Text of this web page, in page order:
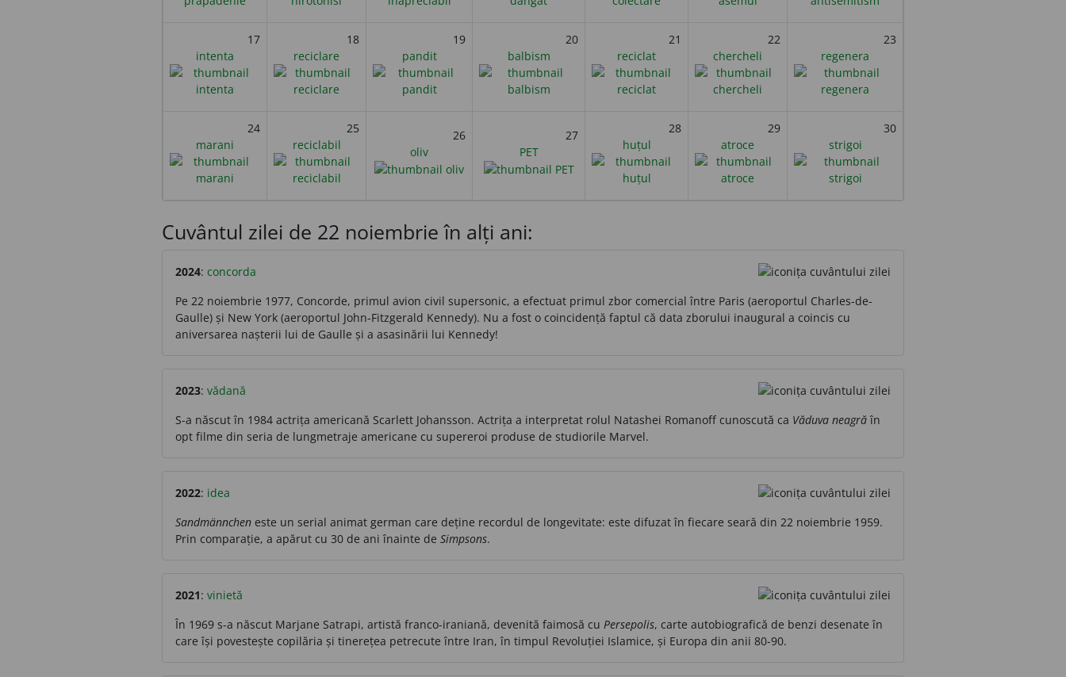
17
intenta
18
reciclare
19
pandit
20
balbism
21
reciclat
22
chercheli
23
regenera
24
marani
25
reciclabil
26
oliv
27
PET
28
huțul
29
atroce
30
strigoi
Cuvântul zilei de 22 noiembrie în alți ani:
2024: concorda
Pe 22 noiembrie 1977, Concorde, primul avion civil supersonic, a efectuat primul zbor comercial între Paris (aeroportul Charles-de-
Gaulle) și New York (aeroportul John-Fitzgerald Kennedy). Nu a fost o coincidență faptul că data zborului inaugural a coincis cu
aniversarea nașterii lui de Gaulle și a asasinării lui Kennedy!
2023: vădană
S-a născut în 1984 actrița americană Scarlett Johansson. Actrița a interpretat rolul Natashei Romanoff cunoscută ca Văduva neagrăîn
opt filme din seria de lungmetraje americane cu supereroi produse de studiorile Marvel.
2022: idea
Sandmännchen este un serial animat german care deține recordul de longevitate: este difuzat în fiecare seară din 22 noiembrie 1959.
Prin comparație, a apărut cu 30 de ani înainte de Simpsons.
2021: vinietă
În 1969 s-a născut Marjane Satrapi, artistă franco-iraniană, devenită faimosă cu Persepolis, carte autobiografică de benzi desenate în
care își povestește copilăria și tinerețea petrecute între Iran, în timpul Revoluției Islamice, și Europa din anii 80-90.